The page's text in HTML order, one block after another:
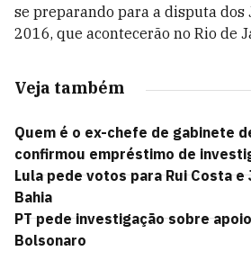
se preparando para a disputa dos
2016, que acontecerão no Rio de
Veja também
Quem é o ex-chefe de gabinete
confirmou empréstimo de
Lula pede votos para Rui Costa e
Bahia
PT pede investigação sobre
Bolsonaro